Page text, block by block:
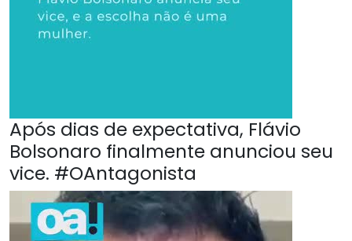
Após dias de expectativa, Flávio
Bolsonaro finalmente anunciou seu
vice. #OAntagonista